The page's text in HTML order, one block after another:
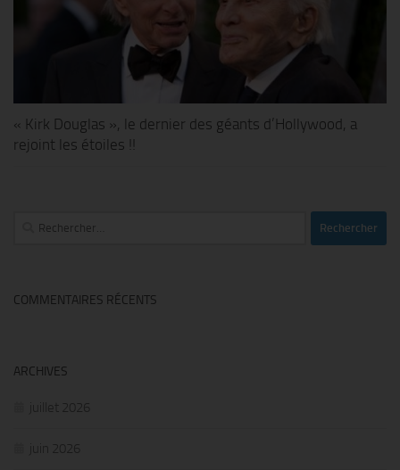
« Kirk Douglas », le dernier des géants d’Hollywood, a
rejoint les étoiles !!
Rechercher :
COMMENTAIRES RÉCENTS
ARCHIVES
juillet 2026
juin 2026